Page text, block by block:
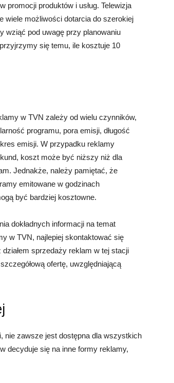
promocji produktów i usług. Telewizja
wiele możliwości dotarcia do szerokiej
wziąć pod uwagę przy planowaniu
się temu, ile kosztuje 10
w TVN zależy od wielu czynników,
programu, pora emisji, długość
emisji. W przypadku reklamy
koszt może być niższy niż dla
Jednakże, należy pamiętać, że
emitowane w godzinach
być bardziej kosztowne.
dokładnych informacji na temat
w TVN, najlepiej skontaktować się
działem sprzedaży reklam w tej stacji
ofertę, uwzględniającą
nie zawsze jest dostępna dla wszystkich
decyduje się na inne formy reklamy,